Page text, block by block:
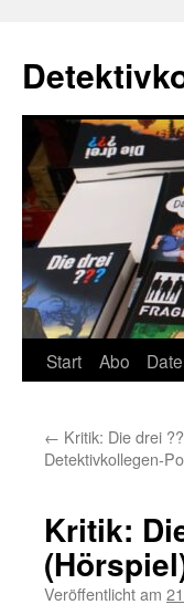
springen
Start Abo
← Kritik: Die drei
Detektivkollegen-
Kritik:
Veröffentlicht am